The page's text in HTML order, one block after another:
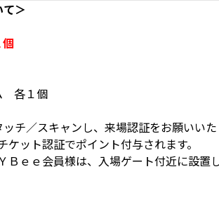
＞
各１個
チ／スキャンし、来場認証をお願いいた
ット認証でポイント付与されます。
ｅｅ会員様は、入場ゲート付近に設置